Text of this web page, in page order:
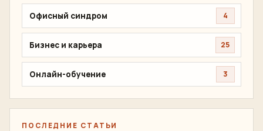
Офисный синдром 4
Бизнес и карьера 25
Онлайн-обучение 3
ПОСЛЕДНИЕ СТАТЬИ